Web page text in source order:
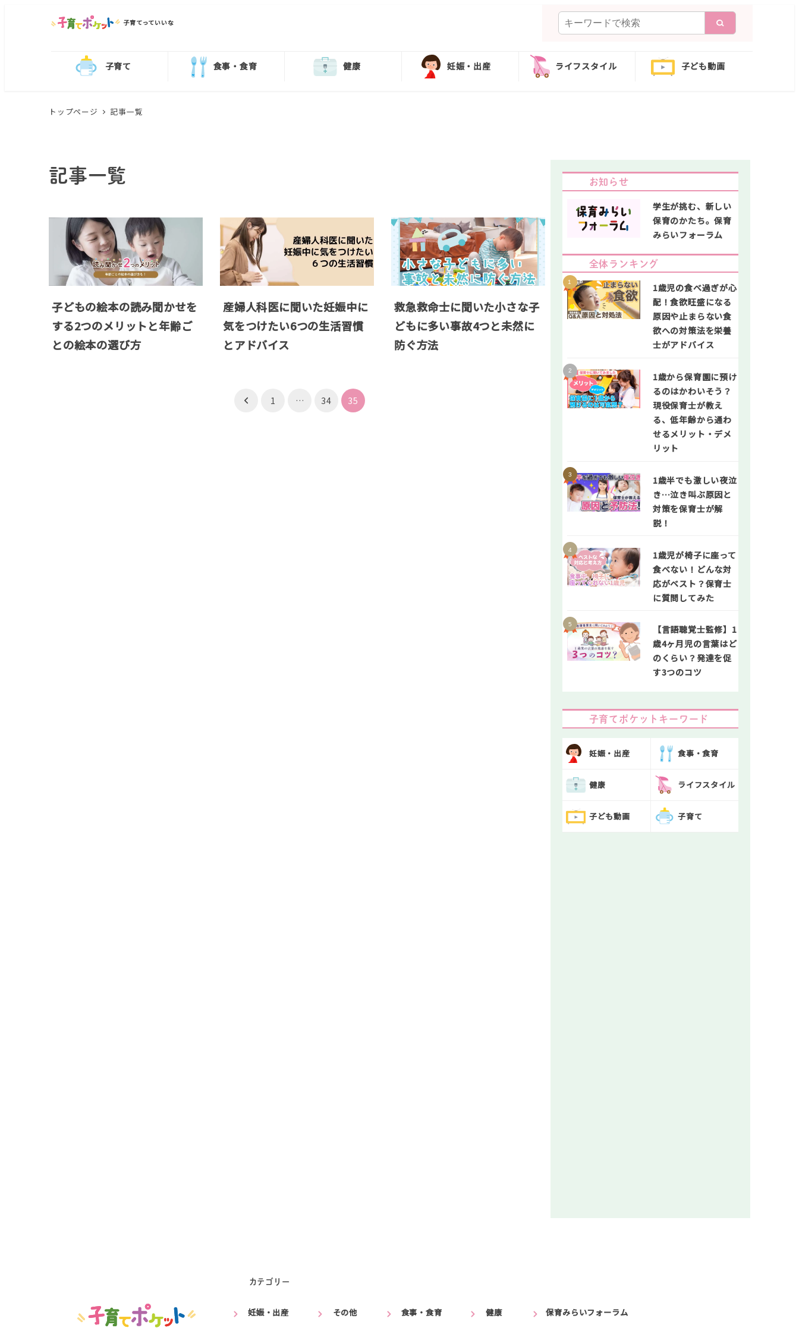
子育てっていいな
索
子育て 食事・食育 健康 妊娠・出産 ライフスタイル 子ども動画
トップページ 記事一覧
記事一覧
子どもの絵本の読み聞かせを
する2つのメリットと年齢ご
との絵本の選び方
産婦人科医に聞いた妊娠中に
気をつけたい6つの生活習慣
とアドバイス
救急救命士に聞いた小さな子
どもに多い事故4つと未然に
防ぐ方法
1 … 34 35
お知らせ
学生が挑む、新しい
保育のかたち。保育
みらいフォーラム
全体ランキング
1歳児の食べ過ぎが心
配！食欲旺盛になる
原因や止まらない食
欲への対策法を栄養
士がアドバイス
1歳から保育園に預け
るのはかわいそう？
現役保育士が教え
る、低年齢から通わ
せるメリット・デメ
リット
1歳半でも激しい夜泣
き…泣き叫ぶ原因と
対策を保育士が解
説！
1歳児が椅子に座って
食べない！どんな対
応がベスト？保育士
に質問してみた
【言語聴覚士監修】1
歳4ヶ月児の言葉はど
のくらい？発達を促
す3つのコツ
子育てポケットキーワード
妊娠・出産 食事・食育
健康 ライフスタイル
子ども動画 子育て
カテゴリー
妊娠・出産 その他 食事・食育 健康 保育みらいフォーラム